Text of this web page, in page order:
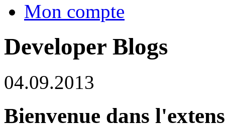
Mon compte
Developer Blogs
04.09.2013
Bienvenue dans